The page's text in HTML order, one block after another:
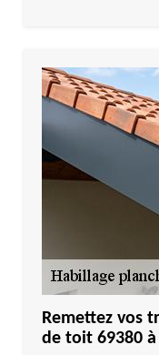
Remettez vos
de toit 69380 à